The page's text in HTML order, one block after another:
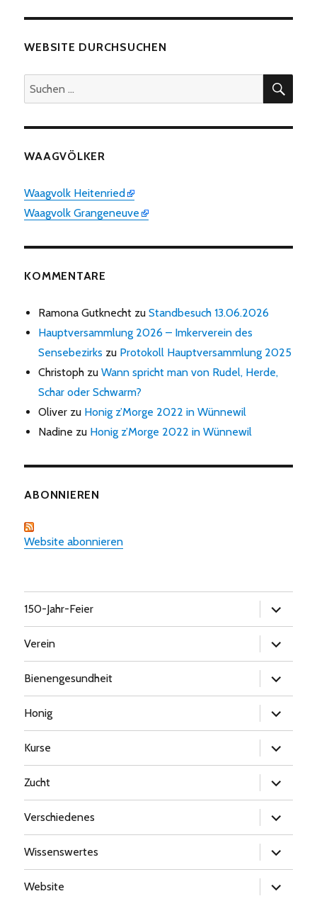
WEBSITE DURCHSUCHEN
Suchen
nach:
WAAGVÖLKER
Waagvolk Heitenried
Waagvolk Grangeneuve
KOMMENTARE
Ramona Gutknecht zuStandbesuch 13.06.2026
Hauptversammlung 2026 – Imkerverein des
Sensebezirks zu Protokoll Hauptversammlung 2025
Christoph zuWann spricht man von Rudel, Herde,
Schar oder Schwarm?
Oliver zu Honig z’Morge 2022 in Wünnewil
Nadine zu Honig z’Morge 2022 in Wünnewil
ABONNIEREN
Website abonnieren
150-Jahr-Feier
öffnen
Verein
öffnen
Bienengesundheit
öffnen
Honig
öffnen
Kurse
öffnen
Zucht
öffnen
Verschiedenes
öffnen
Wissenswertes
öffnen
Website
öffnen